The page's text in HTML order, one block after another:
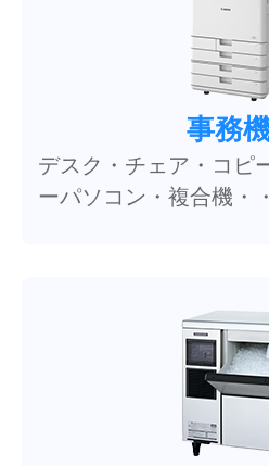
事務
デスク・チェア・コピ
ーパソコン・複合機・